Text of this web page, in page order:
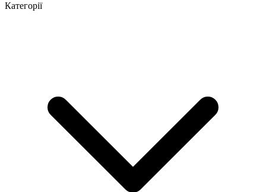
Категорії